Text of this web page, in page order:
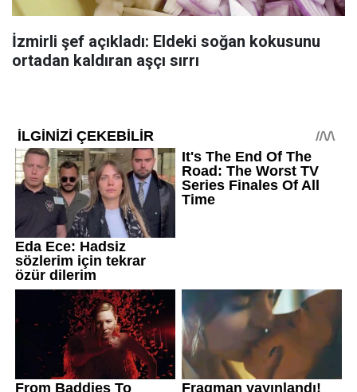
İzmirli şef açıkladı: Eldeki soğan kokusunu
ortadan kaldıran aşçı sırrı